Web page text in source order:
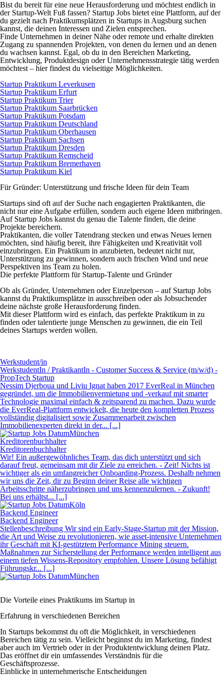
Bist du bereit für eine neue Herausforderung und möchtest endlich in
der Startup-Welt Fuß fassen? Startup Jobs bietet eine Plattform, auf der
du gezielt nach Praktikumsplätzen in Startups in Augsburg suchen
kannst, die deinen Interessen und Zielen entsprechen.
Finde Unternehmen in deiner Nähe oder remote und erhalte direkten
Zugang zu spannenden Projekten, von denen du lernen und an denen
du wachsen kannst. Egal, ob du in den Bereichen Marketing,
Entwicklung, Produktdesign oder Unternehmensstrategie tätig werden
möchtest – hier findest du vielseitige Möglichkeiten.
Startup Praktikum Leverkusen
Startup Praktikum Erfurt
Startup Praktikum Trier
Startup Praktikum Saarbrücken
Startup Praktikum Potsdam
Startup Praktikum Deutschland
Startup Praktikum Oberhausen
Startup Praktikum Sachsen
Startup Praktikum Dresden
Startup Praktikum Remscheid
Startup Praktikum Bremerhaven
Startup Praktikum Kiel
Für Gründer: Unterstützung und frische Ideen für dein Team
Startups sind oft auf der Suche nach engagierten Praktikanten, die
nicht nur eine Aufgabe erfüllen, sondern auch eigene Ideen mitbringen.
Auf Startup Jobs kannst du genau die Talente finden, die deine
Projekte bereichern.
Praktikanten, die voller Tatendrang stecken und etwas Neues lernen
möchten, sind häufig bereit, ihre Fähigkeiten und Kreativität voll
einzubringen. Ein Praktikum in anzubieten, bedeutet nicht nur,
Unterstützung zu gewinnen, sondern auch frischen Wind und neue
Perspektiven ins Team zu holen.
Die perfekte Plattform für Startup-Talente und Gründer
Ob als Gründer, Unternehmen oder Einzelperson – auf Startup Jobs
kannst du Praktikumsplätze in ausschreiben oder als Jobsuchender
deine nächste große Herausforderung finden.
Mit dieser Plattform wird es einfach, das perfekte Praktikum in zu
finden oder talentierte junge Menschen zu gewinnen, die ein Teil
deines Startups werden wollen.
Werkstudent/in
WerkstudentIn / PraktikantIn - Customer Success & Service (m/w/d) -
PropTech Startup
Nessim Djerboua und Liviu Ignat haben 2017 EverReal in München
gegründet, um die Immobilienvermietung und -verkauf mit smarter
Technologie maximal einfach & zeitsparend zu machen. Dazu wurde
die EverReal-Plattform entwickelt, die heute den kompletten Prozess
vollständig digitalisiert sowie Zusammenarbeit zwischen
Immobilienexperten direkt in der... [...]
München
Kreditorenbuchhalter
Kreditorenbuchhalter
Wir! Ein außergewöhnliches Team, das dich unterstützt und sich
darauf freut, gemeinsam mit dir Ziele zu erreichen. - Zeit! Nichts ist
wichtiger als ein umfangreicher Onboarding-Prozess. Deshalb nehmen
wir uns die Zeit, dir zu Beginn deiner Reise alle wichtigen
Arbeitsschritte näherzubringen und uns kennenzulernen. - Zukunft!
Bei uns erhältst... [...]
Köln
Backend Engineer
Backend Engineer
Stellenbeschreibung Wir sind ein Early-Stage-Startup mit der Mission,
die Art und Weise zu revolutionieren, wie asset-intensive Unternehmen
ihr Geschäft mit KI-gestütztem Performance Mining steuern.
Maßnahmen zur Sicherstellung der Performance werden intelligent aus
einem tiefen Wissens-Repository empfohlen. Unsere Lösung befähigt
Führungskr... [...]
München
Die Vorteile eines Praktikums im Startup in
Erfahrung in verschiedenen Bereichen
In Startups bekommst du oft die Möglichkeit, in verschiedenen
Bereichen tätig zu sein. Vielleicht beginnst du im Marketing, findest
aber auch im Vertrieb oder in der Produktentwicklung deinen Platz.
Das eröffnet dir ein umfassendes Verständnis für die
Geschäftsprozesse.
Einblicke in unternehmerische Entscheidungen